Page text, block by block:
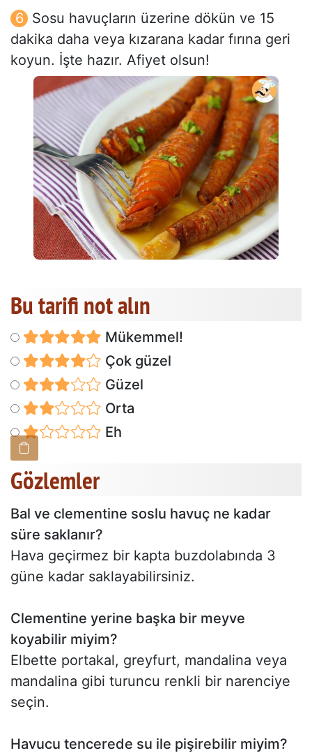
Sosu havuçların üzerine dökün ve 15
dakika daha veya kızarana kadar fırına geri
koyun. İşte hazır. Afiyet olsun!
Bu tarifi not alın
Mükemmel!
Çok güzel
Güzel
Orta
Eh
Gözlemler
Bal ve clementine soslu havuç ne kadar
süre saklanır?
Hava geçirmez bir kapta buzdolabında 3
güne kadar saklayabilirsiniz.
Clementine yerine başka bir meyve
koyabilir miyim?
Elbette portakal, greyfurt, mandalina veya
mandalina gibi turuncu renkli bir narenciye
seçin.
Havucu tencerede su ile pişirebilir miyim?